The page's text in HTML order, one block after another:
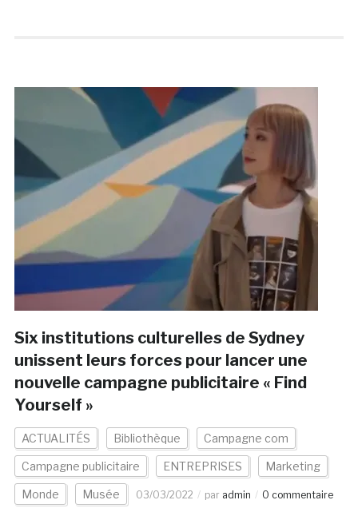
Six institutions culturelles de Sydney
unissent leurs forces pour lancer une
nouvelle campagne publicitaire « Find
Yourself »
ACTUALITÉS Bibliothèque Campagne com
Campagne publicitaire ENTREPRISES Marketing
Monde Musée 03/03/2022 par admin 0 commentaire